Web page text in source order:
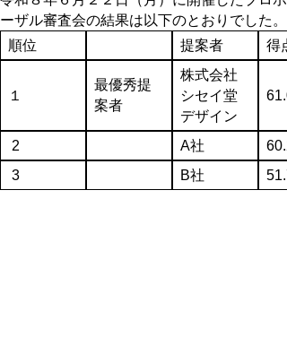
ーザル審査会の結果は以下のとおりでした。
順位
提案者 得点
１
最優秀提
案者
株式会社
シセイ堂
デザイン
2 A社
3
B社